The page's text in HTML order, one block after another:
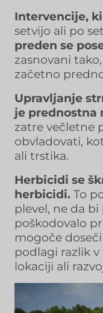
Intervencije,
setvijo ali po
preden se
zasnovani
začetno
Upravljanje
je prednostna
zatre večletne
obvladovati,
ali trstika.
Herbicidi se
herbicidi. To
plevel, ne da
poškodovalo
mogoče
podlagi razlik
lokaciji ali